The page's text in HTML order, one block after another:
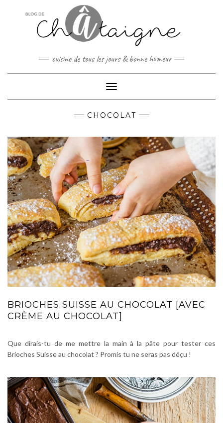
cuisine de tous les jours & bonne humeur
Toggle Navigation
CHOCOLAT
BRIOCHES SUISSE AU CHOCOLAT [AVEC
CRÈME AU CHOCOLAT]
Que dirais-tu de me mettre la main à la pâte pour tester ces
Brioches Suisse au chocolat ? Promis tu ne seras pas déçu !